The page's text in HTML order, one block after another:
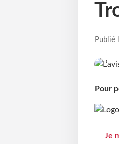
Publié
Pour
Je